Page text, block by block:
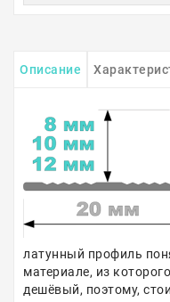
Описание
латунный профиль
материале, из
дешёвый, поэтому,